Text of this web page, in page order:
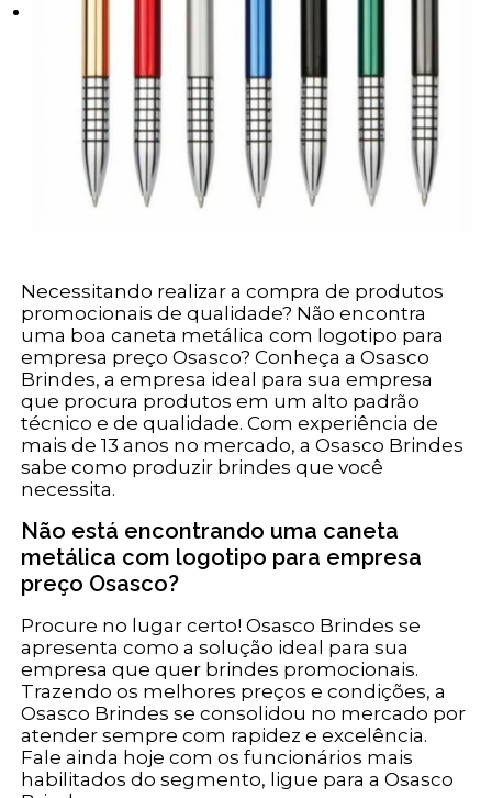
Necessitando realizar a compra de produtos
promocionais de qualidade? Não encontra
uma boa caneta metálica com logotipo para
empresa preço Osasco? Conheça a Osasco
Brindes, a empresa ideal para sua empresa
que procura produtos em um alto padrão
técnico e de qualidade. Com experiência de
mais de 13 anos no mercado, a Osasco Brindes
sabe como produzir brindes que você
necessita.
Não está encontrando uma caneta
metálica com logotipo para empresa
preço Osasco?
Procure no lugar certo! Osasco Brindes se
apresenta como a solução ideal para sua
empresa que quer brindes promocionais.
Trazendo os melhores preços e condições, a
Osasco Brindes se consolidou no mercado por
atender sempre com rapidez e excelência.
Fale ainda hoje com os funcionários mais
habilitados do segmento, ligue para a Osasco